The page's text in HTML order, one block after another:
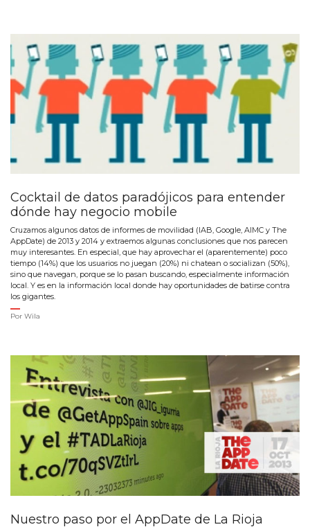
Cocktail de datos paradójicos para entender
dónde hay negocio mobile
Cruzamos algunos datos de informes de movilidad (IAB, Google, AIMC y The
AppDate) de 2013 y 2014 y extraemos algunas conclusiones que nos parecen
muy interesantes. En especial, que hay aprovechar el (aparentemente) poco
tiempo (14%) que los usuarios no juegan (20%) ni chatean o socializan (50%),
sino que navegan, porque se lo pasan buscando, especialmente información
local. Y es en la información local donde hay oportunidades de batirse contra
los gigantes.
Por Wila
Nuestro paso por el AppDate de La Rioja